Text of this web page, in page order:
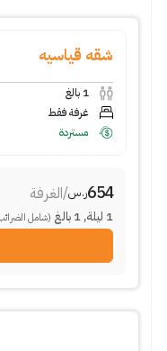
شقه قياسيه
1 بالغ
غرفة فقط
مستردة
654ر.س/الغرفة
1 ليلة,
1 بالغ (شامل